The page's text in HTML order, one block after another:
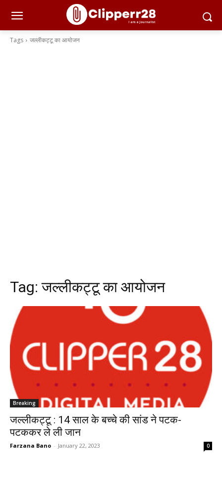
Tags जल्लीकट्टू का आयोजन
Tag:जल्लीकट्टू का आयोजन
Breaking
जल्लीकट्टू : 14 साल के बच्चे की सांड ने पटक-
पटककर ले ली जान
Farzana Bano - January 22, 2023 0